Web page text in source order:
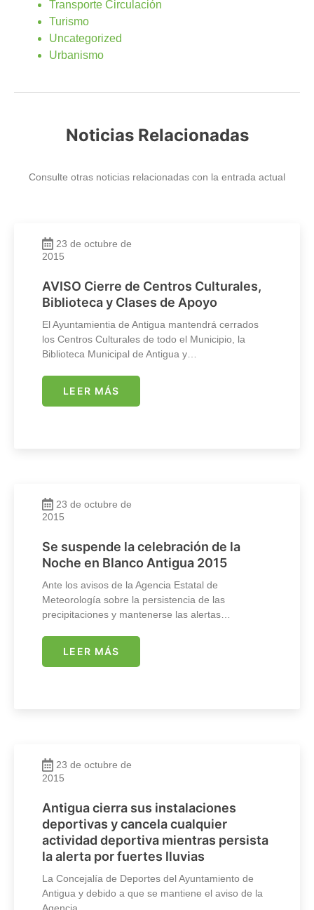
Transporte Circulación
Turismo
Uncategorized
Urbanismo
Noticias Relacionadas
Consulte otras noticias relacionadas con la entrada actual
23 de octubre de
2015
AVISO Cierre de Centros Culturales,
Biblioteca y Clases de Apoyo
El Ayuntamientia de Antigua mantendrá cerrados
los Centros Culturales de todo el Municipio, la
Biblioteca Municipal de Antigua y…
LEER MÁS
23 de octubre de
2015
Se suspende la celebración de la
Noche en Blanco Antigua 2015
Ante los avisos de la Agencia Estatal de
Meteorología sobre la persistencia de las
precipitaciones y mantenerse las alertas…
LEER MÁS
23 de octubre de
2015
Antigua cierra sus instalaciones
deportivas y cancela cualquier
actividad deportiva mientras persista
la alerta por fuertes lluvias
La Concejalía de Deportes del Ayuntamiento de
Antigua y debido a que se mantiene el aviso de la
Agencia…